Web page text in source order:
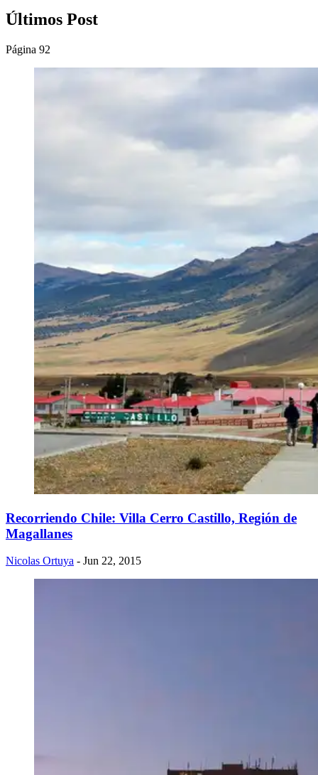
Últimos Post
Página 92
Recorriendo Chile: Villa Cerro Castillo, Región de
Magallanes
Nicolas Ortuya - Jun 22, 2015